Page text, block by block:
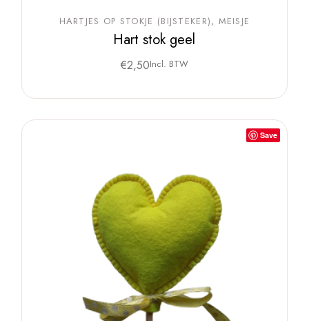
HARTJES OP STOKJE (BIJSTEKER) MEISJE
Hart stok geel
€2,50Incl. BTW
Save